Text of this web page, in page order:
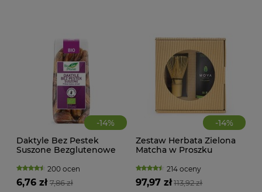
-14%
Daktyle Bez Pestek
Suszone Bezglutenowe
200 ocen
7,86 zł
6,76 zł
-14%
Zestaw Herbata Zielona
Matcha w Proszku
Miotełka Bambusowa
Chasen Moya Matcha
214 oceny
113,92 zł
97,97 zł